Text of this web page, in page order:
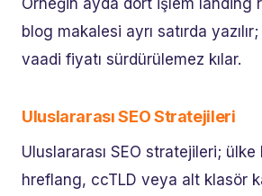
blog makalesi ayrı satırda yazılır;
vaadi fiyatı sürdürülemez kılar.
Uluslararası SEO Stratejileri
Uluslararası SEO stratejileri;
hreflang, ccTLD veya alt klasör